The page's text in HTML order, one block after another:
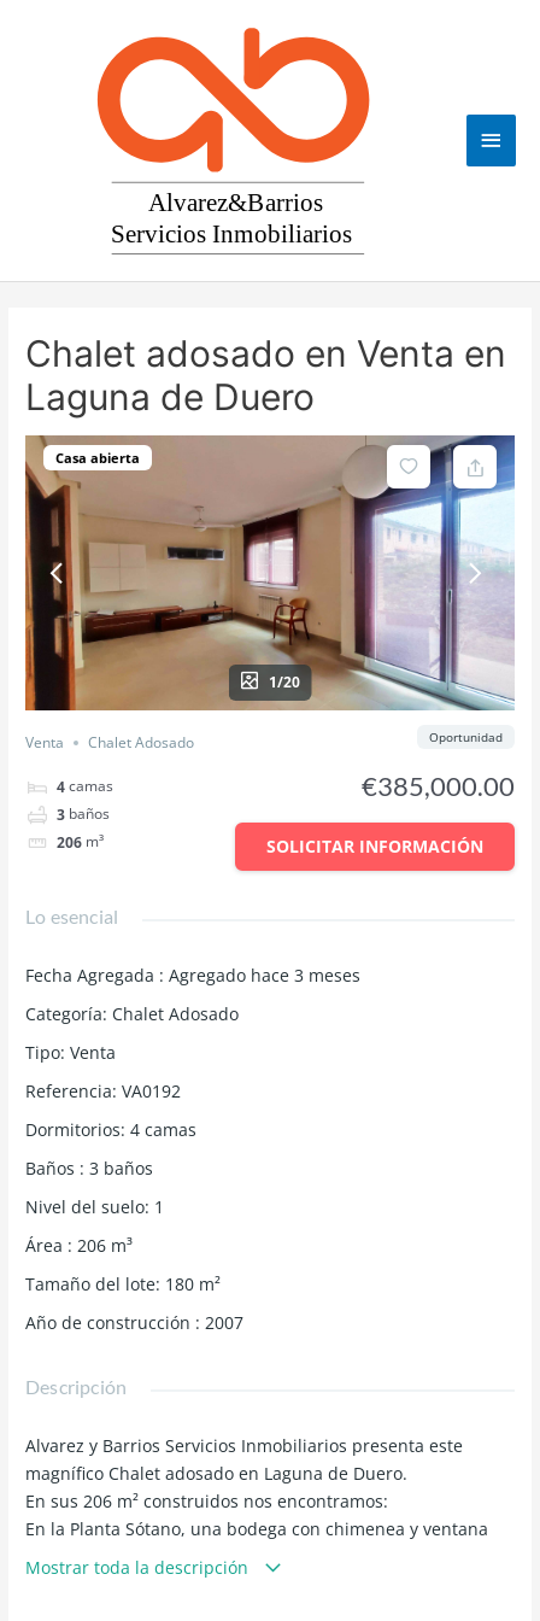
Chalet adosado en Venta en
Laguna de Duero
Casa abierta
1/20
Venta Chalet Adosado
4camas
3 baños
206 m³
€385,000.00
Oportunidad
SOLICITAR INFORMACIÓN
Lo esencial
Fecha Agregada : Agregado hace 3 meses
Categoría: Chalet Adosado
Tipo: Venta
Referencia: VA0192
Dormitorios: 4 camas
Baños : 3 baños
Nivel del suelo: 1
Área : 206 m³
Tamaño del lote: 180 m²
Año de construcción : 2007
Descripción
Alvarez y Barrios Servicios Inmobiliarios presenta este
magnífico Chalet adosado en Laguna de Duero.
En sus 206 m² construidos nos encontramos:
En la Planta Sótano, una bodega con chimenea y ventana
exterior, un trastero y un amplio garaje con capacidad para
Mostrar toda la descripción